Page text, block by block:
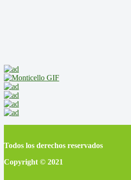
Todos los derechos reservados
Copyright © 2021